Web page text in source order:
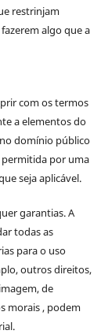
restrinjam
algo que a
com os termos
a elementos do
domínio público
permitida por uma
seja aplicável.
garantias. A
todas as
para o uso
outros direitos,
de
morais , podem